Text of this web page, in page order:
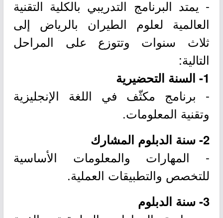
- يمتد البرنامج التدريبي بالكلية التقنية
العالمية لعلوم الطيران بالرياض إلى
ثلاث سنوات وتتوزع على المراحل
التالية:
1- السنة التحضيرية
- برنامج مكثّف في اللغة الإنجليزية
وتقنية المعلومات.
2- سنة الدبلوم المشارك
- المهارات والمعلومات الأساسية
للتخصص والتطبيقات العملية.
3- سنة الدبلوم